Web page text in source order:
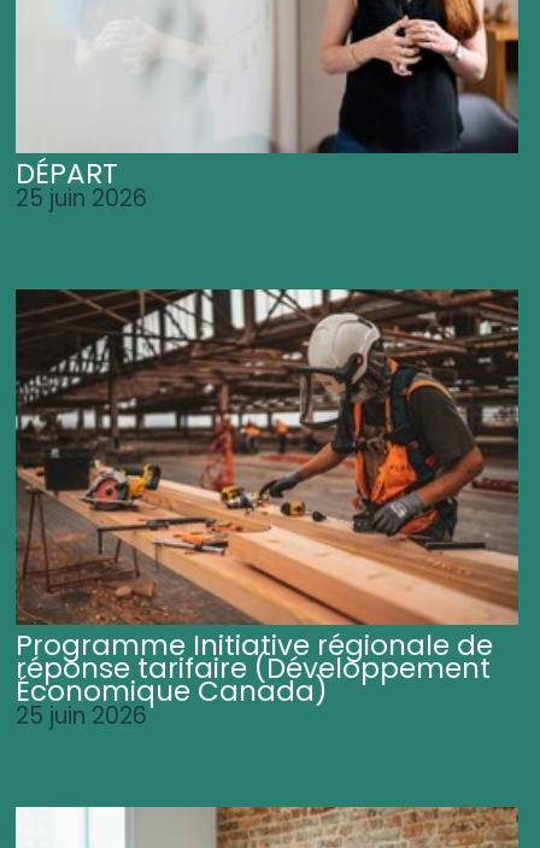
DÉPART
25 juin 2026
Programme Initiative régionale de
réponse tarifaire (Développement
Économique Canada)
25 juin 2026